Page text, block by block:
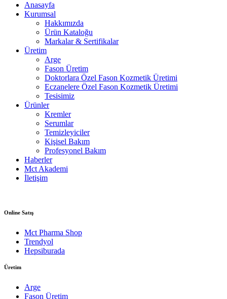
Anasayfa
Kurumsal
Hakkımızda
Ürün Kataloğu
Markalar & Sertifikalar
Üretim
Arge
Fason Üretim
Doktorlara Özel Fason Kozmetik Üretimi
Eczanelere Özel Fason Kozmetik Üretimi
Tesisimiz
Ürünler
Kremler
Serumlar
Temizleyiciler
Kişisel Bakım
Profesyonel Bakım
Haberler
Mct Akademi
İletişim
Online Satış
Mct Pharma Shop
Trendyol
Hepsiburada
Üretim
Arge
Fason Üretim